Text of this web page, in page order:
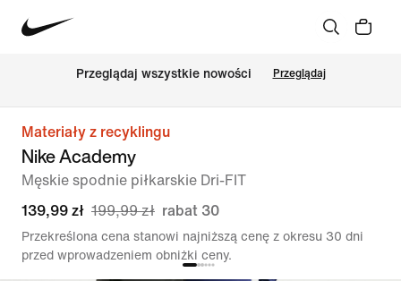
Przeglądaj wszystkie nowości Przeglądaj
Materiały z recyklingu
Nike Academy
Męskie spodnie piłkarskie Dri-FIT
139,99 zł 199,99 zł rabat 30
Przekreślona cena stanowi najniższą cenę z okresu 30 dni
przed wprowadzeniem obniżki ceny.